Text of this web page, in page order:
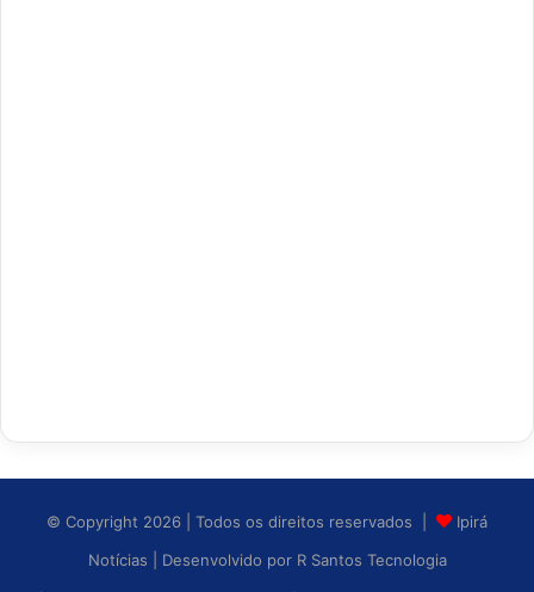
© Copyright 2026 | Todos os direitos reservados |
Ipirá
Notícias
| Desenvolvido por R Santos Tecnologia